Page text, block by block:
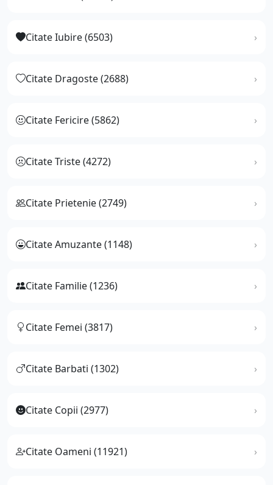
Citate Iubire (6503)
Citate Dragoste (2688)
Citate Fericire (5862)
Citate Triste (4272)
Citate Prietenie (2749)
Citate Amuzante (1148)
Citate Familie (1236)
Citate Femei (3817)
Citate Barbati (1302)
Citate Copii (2977)
Citate Oameni (11921)